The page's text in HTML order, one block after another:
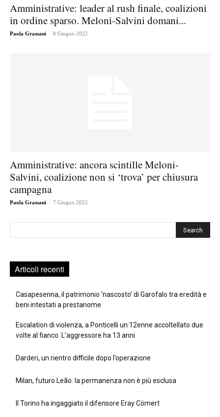
Amministrative: leader al rush finale, coalizioni
in ordine sparso. Meloni-Salvini domani...
Paola Grassani - 8 Giugno 2022
Amministrative: ancora scintille Meloni-
Salvini, coalizione non si ‘trova’ per chiusura
campagna
Paola Grassani - 7 Giugno 2022
Articoli recenti
Casapesenna, il patrimonio ‘nascosto’ di Garofalo tra eredità e
beni intestati a prestanome
Escalation di violenza, a Ponticelli un 12enne accoltellato due
volte al fianco. L’aggressore ha 13 anni
Darderi, un rientro difficile dopo l’operazione
Milan, futuro Leão: la permanenza non è più esclusa
Il Torino ha ingaggiato il difensore Eray Cömert